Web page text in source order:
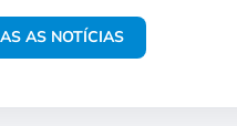
AS NOTÍCIAS